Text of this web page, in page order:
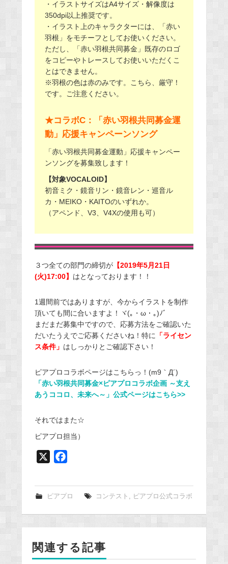
・イラストサイズはA4サイズ・解像度は
350dpi以上推奨です。
・イラスト上のキャラクターには、「赤い
羽根」をモチーフとしてお使いください。
ただし、「赤い羽根共同募金」既存のロゴ
をコピーやトレースしてお使いいただくこ
とはできません。
※羽根の色は赤のみです。こちら、厳守！
です。ご注意ください。
★コラボC：「赤い羽根共同募金運
動」応援キャンペーンソング
「赤い羽根共同募金運動」応援キャンペー
ンソングを募集致します！
【対象VOCALOID】
初音ミク・鏡音リン・鏡音レン・巡音ル
カ・MEIKO・KAITOのいずれか。
（アペンド、V3、V4Xの使用も可）
３つ全ての部門の締切が【2019年5月21日
(火)17:00】 はとなっております！！
1週間前ではありますが、今からイラストを制作
頂いても間に合いますよ！ヾ(｡・ω・｡)ﾉﾞ
まだまだ募集中ですので、応募方法をご確認いた
だいたうえでご応募くださいね！特に 「ライセン
ス条件」 はしっかりとご確認下さい！
ピアプロコラボページはこちらっ！(m9｀Д´)
「赤い羽根共同募金×ピアプロコラボ企画 ～支え
あうココロ、未来へ～」公式ページはこちら>>
それではまた☆
ピアプロ担当）
e
k
ピアプロ コンテスト , ピアプロ公式コラボ
関連する記事